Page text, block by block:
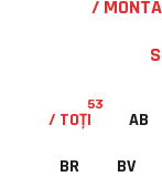
/
TOŢI
53
AB
BR
BV